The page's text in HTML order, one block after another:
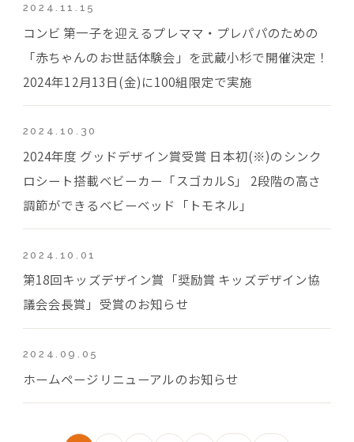
2024.11.15
コンビ 第一子を迎えるプレママ・プレパパのための
「赤ちゃんのお世話体験会」を武蔵小杉で開催決定！
2024年12月13日(金)に100組限定で実施
2024.10.30
2024年度 グッドデザイン賞受賞 日本初(※)のシンク
ロシート搭載ベビーカー「スゴカルS」 2段階の高さ
調節ができるベビーベッド「トモネル」
2024.10.01
第18回キッズデザイン賞「奨励賞 キッズデザイン協
議会会長賞」受賞のお知らせ
2024.09.05
ホームページリニューアルのお知らせ